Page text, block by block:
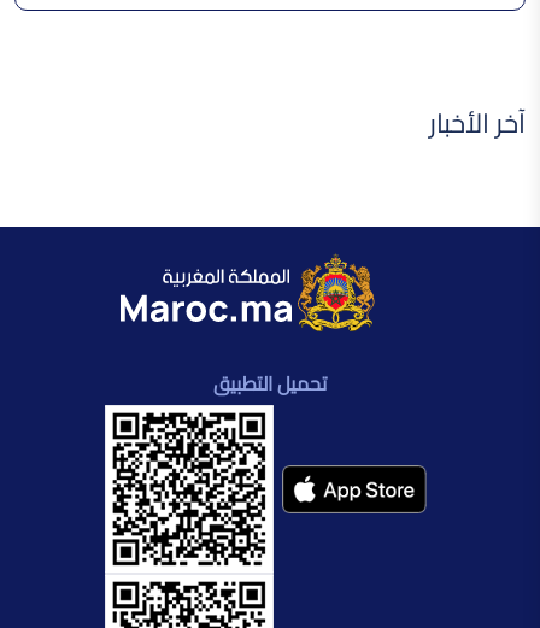
آخر الأخبار
تحميل التطبيق